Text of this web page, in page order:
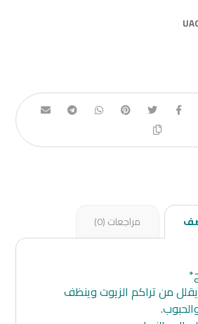
مراجعات (0)
من تراكم الزيوت وينظف